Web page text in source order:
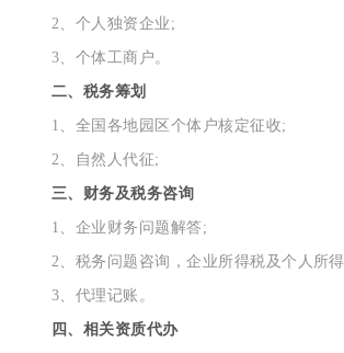
2、个人独资企业;
3、个体工商户。
二、税务筹划
1、全国各地园区个体户核定征收;
2、自然人代征;
三、财务及税务咨询
1、企业财务问题解答;
2、税务问题咨询，企业所得税及个人所得
3、代理记账。
四、相关资质代办